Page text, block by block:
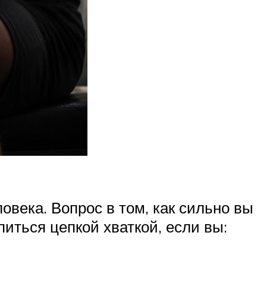
Вопрос в том, как сильно вы
цепкой хваткой, если вы: